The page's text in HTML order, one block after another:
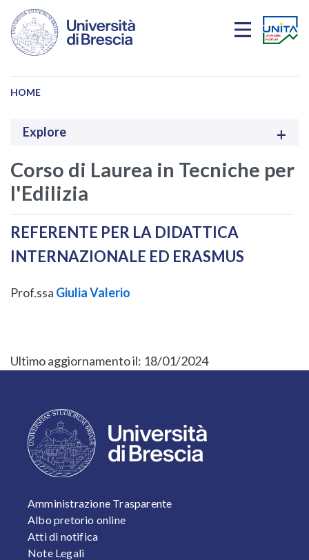
Salta al contenuto principale
HOME
Explore
Corso di Laurea in Tecniche per
l'Edilizia
REFERENTE PER LA DIDATTICA
INTERNAZIONALE ED ERASMUS
Prof.ssa Giulia Valerio
Ultimo aggiornamento il: 18/01/2024
FOOTER 1
Amministrazione Trasparente
Albo pretorio online
Atti di notifica
Note Legali